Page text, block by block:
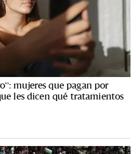
mujeres que pagan por
les dicen qué tratamientos